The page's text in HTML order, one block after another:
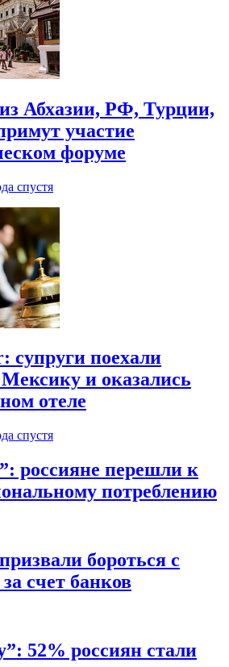
Абхазии, РФ, Турции,
участие
форуме
спустя
супруги поехали
и оказались
отеле
спустя
россияне перешли к
потреблению
бороться с
счет банков
52% россиян стали